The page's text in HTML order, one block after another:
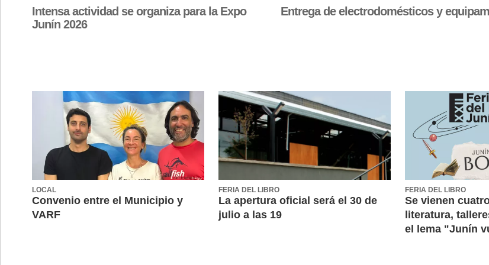
Intensa actividad se organiza para la Expo
Junín 2026
Entrega de electrodomésticos y
LOCAL
Convenio entre el Municipio y
VARF
FERIA DEL LIBRO
La apertura oficial será el 30 de
julio a las 19
FERIA DEL LIBRO
Se vienen
literatura,
el lema "Junín